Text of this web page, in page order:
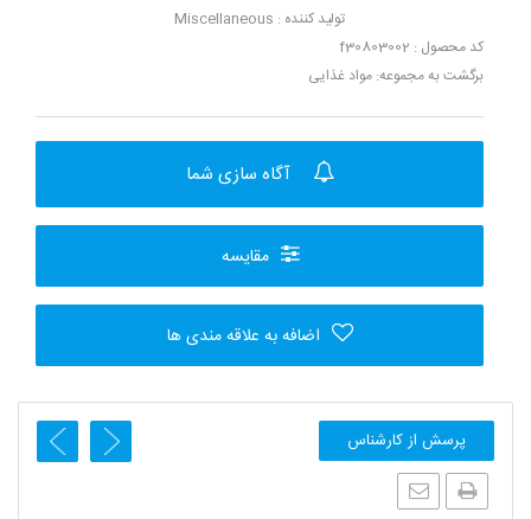
تولید کننده : Miscellaneous
کد محصول : f30803002
برگشت به مجموعه: مواد غذایی
آگاه سازی شما
مقایسه
اضافه به علاقه مندی ها
پرسش از کارشناس